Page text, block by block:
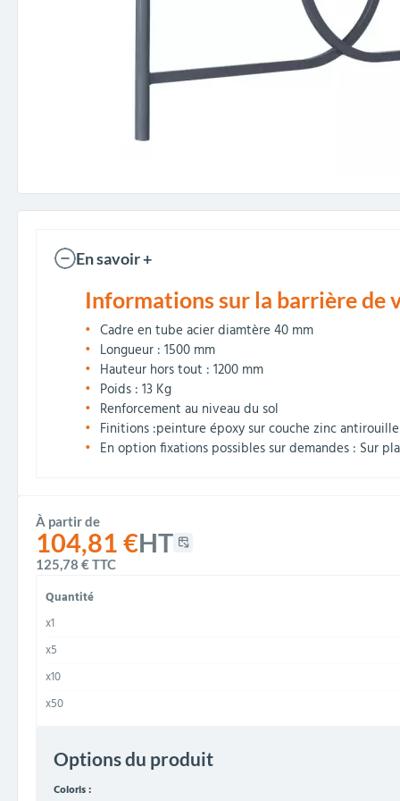
À partir de
104,81 €HT
125,78 €TTC
Quantité
x1
x5
x10
x50
Options du produit
Coloris :
En savoir +
Informations sur la barrière de
Cadre en tube acier diamtère 40 mm
Longueur : 1500 mm
Hauteur hors tout : 1200 mm
Poids : 13 Kg
Renforcement au niveau du sol
Finitions :peinture époxy sur couche zinc
En option fixations possibles sur demandes : Sur